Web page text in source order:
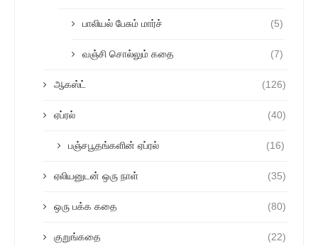
பாலியல் பேசும் மார்ச் (5)
வஞ்சி சொல்லும் கதை (7)
ஆகஸ்ட் (126)
ஏப்ரல் (40)
பஞ்சபூதங்களின் ஏப்ரல் (16)
ஏலியனுடன் ஒரு நாள் (35)
ஒரு பக்க கதை (80)
குறுங்கதை (22)